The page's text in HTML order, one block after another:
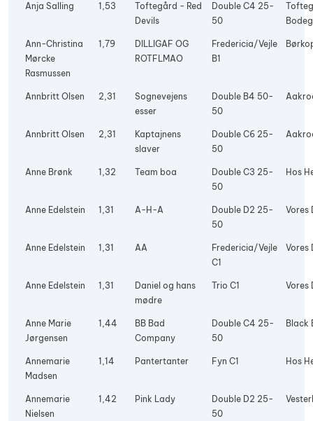
Anja Salling 1,53
Toftegård - Red
Devils
Double C4 25-
50
Ann-Christina
Mørcke
Rasmussen
1,79
DILLIGAF OG
ROTFLMAO
Fredericia/Vejle
B1
Annbritt Olsen 2,31
Sognevejens
esser
Double B4 50-
50
Annbritt Olsen 2,31
Kaptajnens
slaver
Double C6 25-
50
Anne Brønk 1,32 Team boa
Double C3 25-
50
Hos
Anne Edelstein 1,31 A-H-A
Double D2 25-
50
Vores
Anne Edelstein 1,31 AA
Fredericia/Vejle
C1
Vores
Anne Edelstein 1,31
Daniel og hans
mødre
Trio C1 Vores
Anne Marie
Jørgensen
1,44
BB Bad
Company
Double C4 25-
50
Black
Annemarie
Madsen
1,14 Pantertanter Fyn C1 Hos
Annemarie
Nielsen
1,42 Pink Lady
Double D2 25-
50